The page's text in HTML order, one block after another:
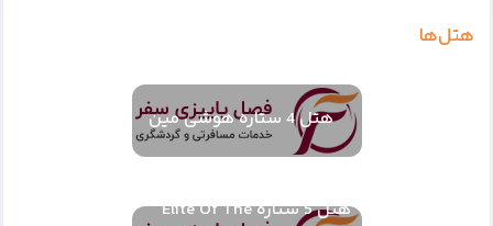
هتل‌ها
هتل 4 ستاره هوشی مین
هتل 5 ستاره Elite Of The